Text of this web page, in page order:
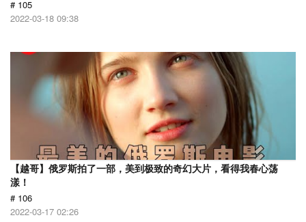
# 105
2022-03-18 09:38
【越哥】俄罗斯拍了一部，美到极致的奇幻大片，看得我春心荡
漾！
# 106
2022-03-17 02:26